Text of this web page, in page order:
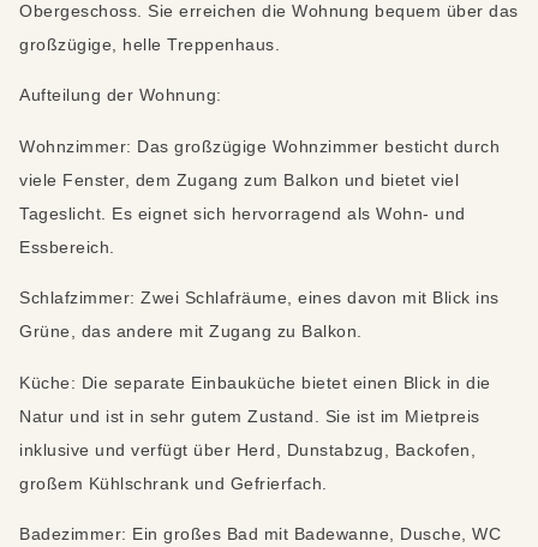
Obergeschoss. Sie erreichen die Wohnung bequem über das
großzügige, helle Treppenhaus.
Aufteilung der Wohnung:
Wohnzimmer: Das großzügige Wohnzimmer besticht durch
viele Fenster, dem Zugang zum Balkon und bietet viel
Tageslicht. Es eignet sich hervorragend als Wohn- und
Essbereich.
Schlafzimmer: Zwei Schlafräume, eines davon mit Blick ins
Grüne, das andere mit Zugang zu Balkon.
Küche: Die separate Einbauküche bietet einen Blick in die
Natur und ist in sehr gutem Zustand. Sie ist im Mietpreis
inklusive und verfügt über Herd, Dunstabzug, Backofen,
großem Kühlschrank und Gefrierfach.
Badezimmer: Ein großes Bad mit Badewanne, Dusche, WC